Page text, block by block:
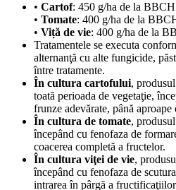
• Cartof: 450 g/ha de la
• Tomate: 400 g/ha de la
• Viță de vie: 400 g/ha de la
Tratamentele se executa
alternanţă cu alte fungicide,
între tratamente.
În cultura cartofului,
toată perioada de vegetaţie,
frunze adevărate, până aproape
În cultura de tomate,
începând cu fenofaza de
coacerea completă a fructelor.
În cultura viţei de vie,
începând cu fenofaza de
intrarea în pârgă a